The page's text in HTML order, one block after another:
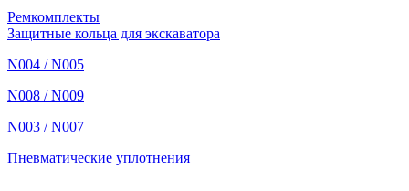
Ремкомплекты
Защитные кольца для экскаватора
N004 / N005
N008 / N009
N003 / N007
Пневматические уплотнения